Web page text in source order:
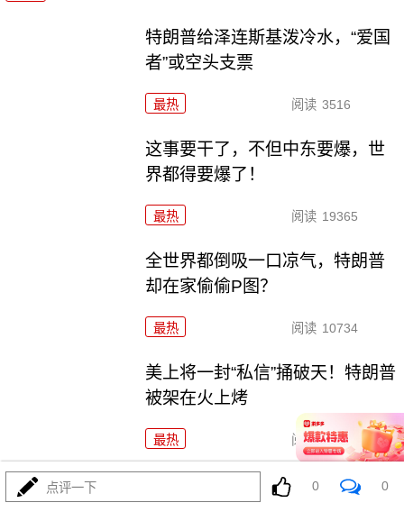
特朗普给泽连斯基泼冷水，“爱国
者”或空头支票
最热 阅读 3516
这事要干了，不但中东要爆，世
界都得要爆了！
最热 阅读 19365
全世界都倒吸一口凉气，特朗普
却在家偷偷P图？
最热 阅读 10734
美上将一封“私信”捅破天！特朗普
被架在火上烤
最热 阅读 9415
两大命门决定美国退无可退，伊
点评一下 0 0